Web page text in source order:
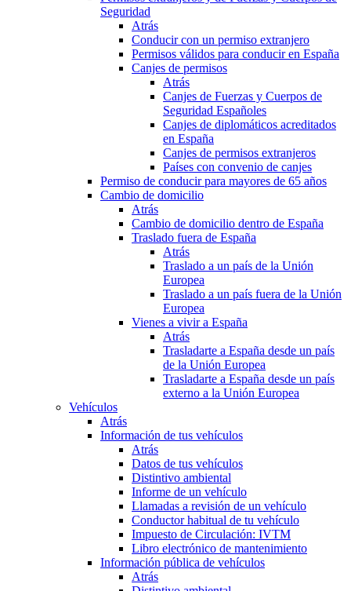
Seguridad
Atrás
Conducir con un permiso extranjero
Permisos válidos para conducir en España
Canjes de permisos
Atrás
Canjes de Fuerzas y Cuerpos de
Seguridad Españoles
Canjes de diplomáticos acreditados
en España
Canjes de permisos extranjeros
Países con convenio de canjes
Permiso de conducir para mayores de 65 años
Cambio de domicilio
Atrás
Cambio de domicilio dentro de España
Traslado fuera de España
Atrás
Traslado a un país de la Unión
Europea
Traslado a un país fuera de la Unión
Europea
Vienes a vivir a España
Atrás
Trasladarte a España desde un país
de la Unión Europea
Trasladarte a España desde un país
externo a la Unión Europea
Vehículos
Atrás
Información de tus vehículos
Atrás
Datos de tus vehículos
Distintivo ambiental
Informe de un vehículo
Llamadas a revisión de un vehículo
Conductor habitual de tu vehículo
Impuesto de Circulación: IVTM
Libro electrónico de mantenimiento
Información pública de vehículos
Atrás